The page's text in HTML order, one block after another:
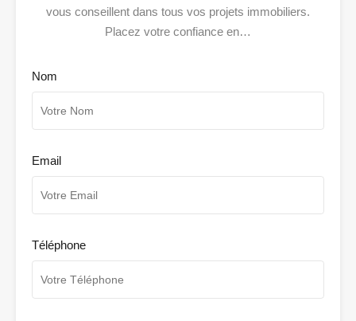
vous conseillent dans tous vos projets immobiliers.
Placez votre confiance en…
Nom
Email
Téléphone